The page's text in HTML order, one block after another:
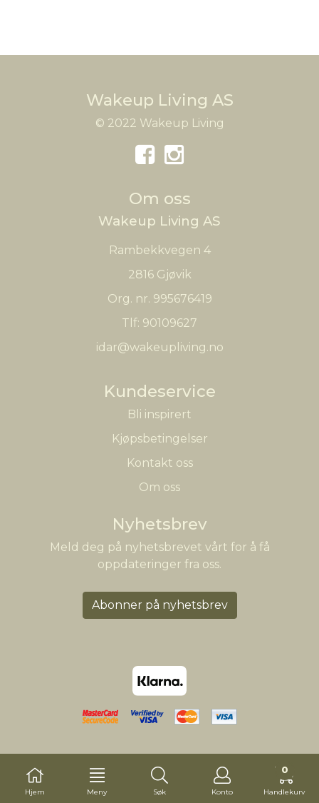
Hjem Meny Søk Konto
0
Handlekurv
Wakeup Living AS
© 2022 Wakeup Living
Om oss
Wakeup Living AS
Rambekkvegen 4
2816 Gjøvik
Org. nr. 995676419
Tlf: 90109627
idar@wakeupliving.no
Kundeservice
Bli inspirert
Kjøpsbetingelser
Kontakt oss
Om oss
Nyhetsbrev
Meld deg på nyhetsbrevet vårt for å få
oppdateringer fra oss.
Abonner på nyhetsbrev